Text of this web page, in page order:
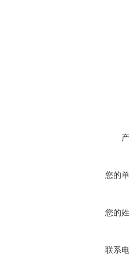
您的
您的
联系